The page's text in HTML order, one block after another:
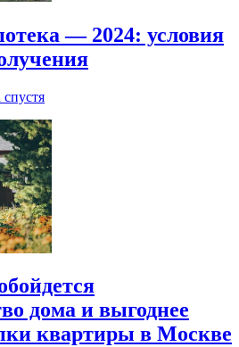
— 2024: условия
спустя
дома и выгоднее
квартиры в Москве